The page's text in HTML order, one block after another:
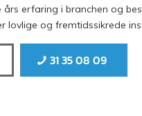
års erfaring i branchen og
lovlige og fremtidssikrede
31 35 08 09